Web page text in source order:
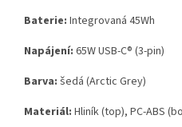
Baterie: Integrovaná 45Wh
Napájení: 65W USB-C® (3-pin)
Barva: šedá (Arctic Grey)
Materiál: Hliník (top), PC-ABS